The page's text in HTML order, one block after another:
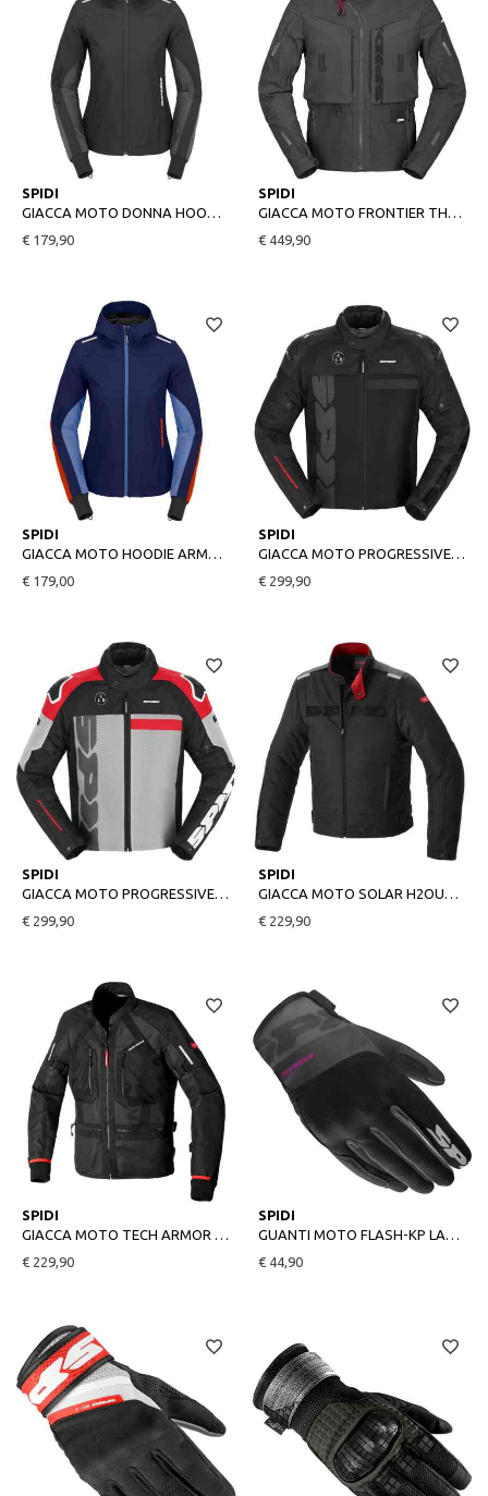
M
SPIDI
GIACCA MOTO DONNA HOODIE ARMOR LIGHT LADY NERO
€ 179,90
L
SPIDI
GIACCA MOTO FRONTIER THERMORAIN NERO
€ 449,90
L
SPIDI
€ 179,00
M
SPIDI
GIACCA MOTO PROGRESSIVE NET H2OUT NERO
€ 299,90
M
SPIDI
GIACCA MOTO PROGRESSIVE NET H2OUT ROSSO
€ 299,90
L
SPIDI
GIACCA MOTO SOLAR H2OUT NERO
€ 229,90
M
SPIDI
€ 229,90
S
SPIDI
€ 44,90